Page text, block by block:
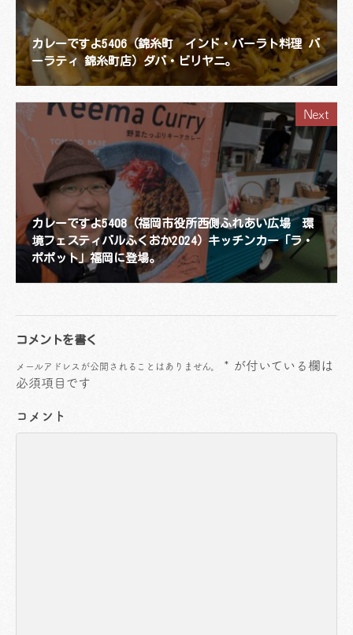
カレーですよ5406（錦糸町 インド・バーラト料理 バ
ーラティ 錦糸町店）ダバ・ビリヤニ。
Next
カレーですよ5408（福岡市役所西側ふれあい広場 環
境フェスティバルふくおか2024）キッチンカー「ラ・
ポポット」福岡に登場。
コメントを書く
メールアドレスが公開されることはありません。 * が付いている欄は
必須項目です
コメント